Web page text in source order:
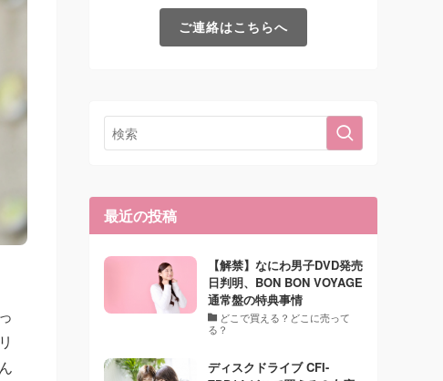
ご連絡はこちらへ
最近の投稿
【解禁】なにわ男子DVD発売
日判明、BON BON VOYAGE
通常盤の特典事情
どこで買える？どこに売って
る？
ディスクドライブ CFI-